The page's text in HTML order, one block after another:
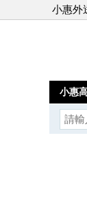
小惠外
小惠